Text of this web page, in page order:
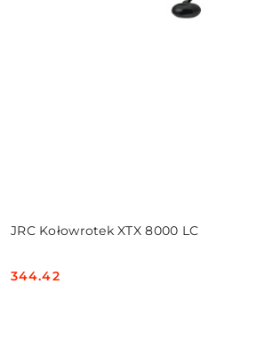
JRC Kołowrotek XTX 8000 LC
Cena:
344.42